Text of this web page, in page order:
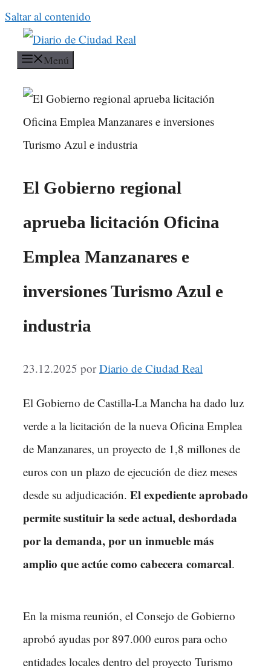
Saltar al contenido
Menú
El Gobierno regional
aprueba licitación Oficina
Emplea Manzanares e
inversiones Turismo Azul e
industria
23.12.2025 porDiario de Ciudad Real
El Gobierno de Castilla-La Mancha ha dado luz
verde a la licitación de la nueva Oficina Emplea
de Manzanares, un proyecto de 1,8 millones de
euros con un plazo de ejecución de diez meses
desde su adjudicación. El expediente aprobado
permite sustituir la sede actual, desbordada
por la demanda, por un inmueble más
amplio que actúe como cabecera comarcal.
En la misma reunión, el Consejo de Gobierno
aprobó ayudas por 897.000 euros para ocho
entidades locales dentro del proyecto Turismo